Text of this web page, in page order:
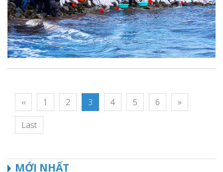
‹‹ 1 2 3 4 5 6 »
Last
MỚI NHẤT